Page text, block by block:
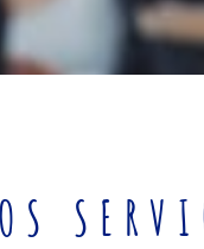
control y procesos